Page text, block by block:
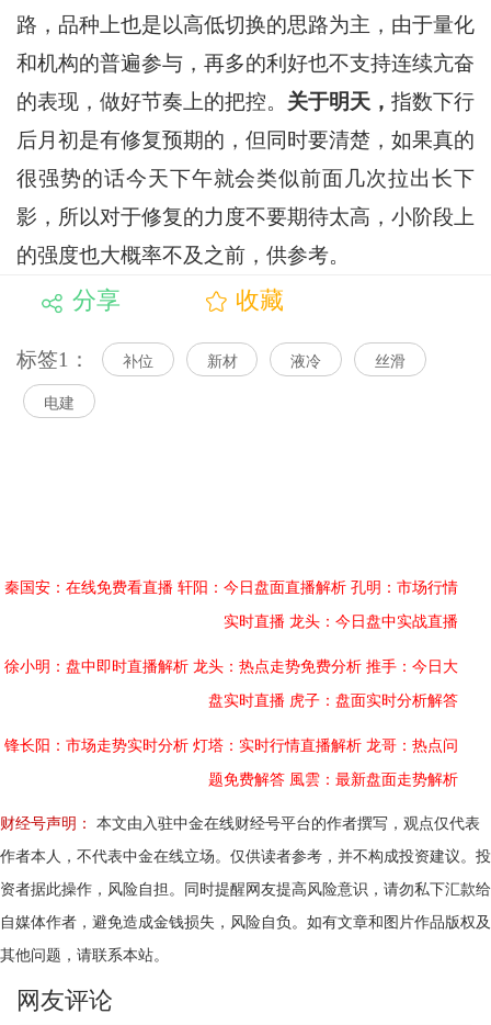
路，品种上也是以高低切换的思路为主，由于量化
和机构的普遍参与，再多的利好也不支持连续亢奋
的表现，做好节奏上的把控。 关于明天，指数下行
后月初是有修复预期的，但同时要清楚，如果真的
很强势的话今天下午就会类似前面几次拉出长下
影，所以对于修复的力度不要期待太高，小阶段上
的强度也大概率不及之前，供参考。
分享 收藏
标签1： 补位 新材 液冷 丝滑
电建
秦国安：在线免费看直播 轩阳：今日盘面直播解析 孔明：市场行情
实时直播 龙头：今日盘中实战直播
徐小明：盘中即时直播解析 龙头：热点走势免费分析 推手：今日大
盘实时直播 虎子：盘面实时分析解答
锋长阳：市场走势实时分析 灯塔：实时行情直播解析 龙哥：热点问
题免费解答 風雲：最新盘面走势解析
财经号声明：
本文由入驻中金在线财经号平台的作者撰写，观点仅代表
作者本人，不代表中金在线立场。仅供读者参考，并不构成投资建议。投
资者据此操作，风险自担。同时提醒网友提高风险意识，请勿私下汇款给
自媒体作者，避免造成金钱损失，风险自负。如有文章和图片作品版权及
其他问题，请联系本站。